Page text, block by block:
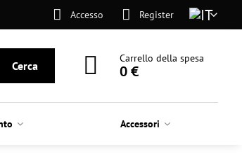
Accesso Register
Cerca
Carrello della spesa
0 €
Accessori